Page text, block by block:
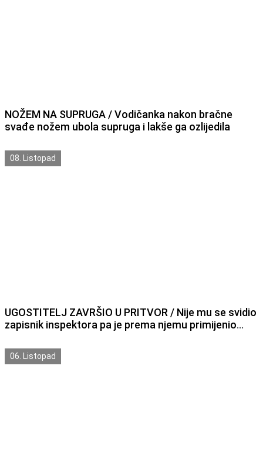
NOŽEM NA SUPRUGA / Vodičanka nakon bračne
svađe nožem ubola supruga i lakše ga ozlijedila
08. Listopad
UGOSTITELJ ZAVRŠIO U PRITVOR / Nije mu se svidio
zapisnik inspektora pa je prema njemu primijenio
06. Listopad